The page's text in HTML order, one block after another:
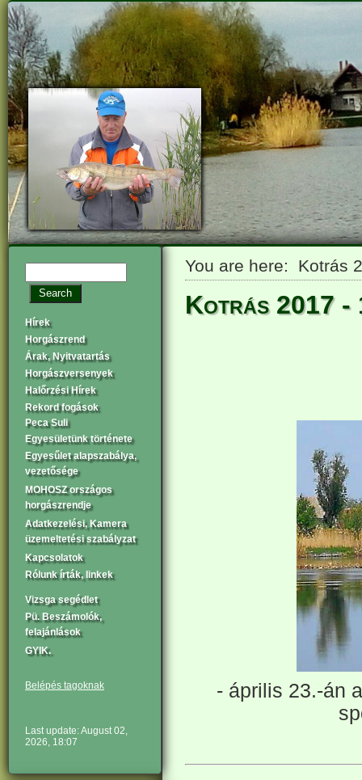
You are here: Kotrás
Kotrás 2017 -
- április 23.-án
Hírek
Horgászrend
Árak, Nyitvatartás
Horgászversenyek
Halőrzési Hírek
Rekord fogások
Peca Suli
Egyesületünk története
Egyesűlet alapszabálya,
vezetősége
MOHOSZ országos
horgászrendje
Adatkezelési, Kamera
üzemeltetési szabályzat
Kapcsolatok
Rólunk írták, linkek
Vizsga segédlet
Pü. Beszámolók,
felajánlások
GYIK.
Belépés tagoknak
Last update: August 02,
2026, 18:07